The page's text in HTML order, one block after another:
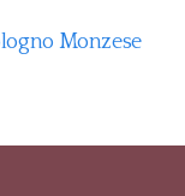
Monzese